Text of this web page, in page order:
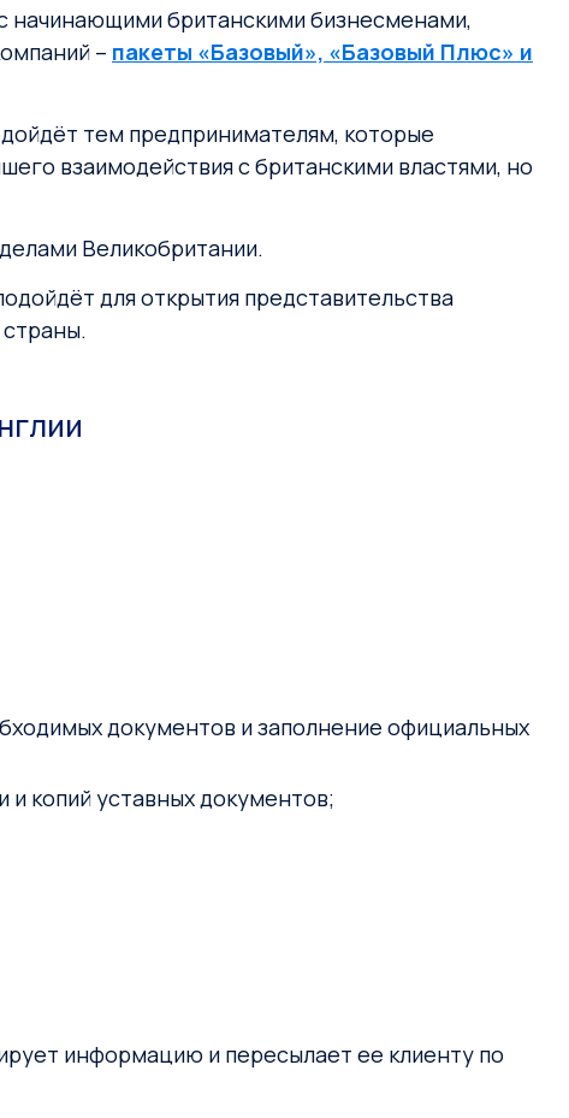
начинающими британскими бизнесменами,
– пакеты «Базовый», «Базовый Плюс» и
тем предпринимателям, которые
взаимодействия с британскими властями, но
Великобритании.
для открытия представительства
документов и заполнение официальных
и копий уставных документов;
информацию и пересылает ее клиенту по